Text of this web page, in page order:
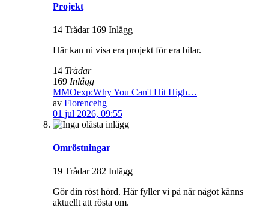
Projekt
14 Trådar 169 Inlägg
Här kan ni visa era projekt för era bilar.
14 Trådar
169 Inlägg
MMOexp:Why You Can't Hit High…
av Florencehg
01 jul 2026, 09:55
Omröstningar
19 Trådar 282 Inlägg
Gör din röst hörd. Här fyller vi på när något känns
aktuellt att rösta om.